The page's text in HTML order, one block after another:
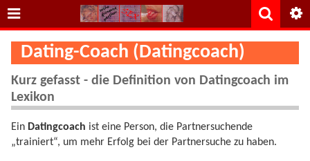
Dating-Coach (Datingcoach)
Kurz gefasst - die Definition von Datingcoach im
Lexikon
Ein Datingcoach ist eine Person, die Partnersuchende
„trainiert“, um mehr Erfolg bei der Partnersuche zu haben.